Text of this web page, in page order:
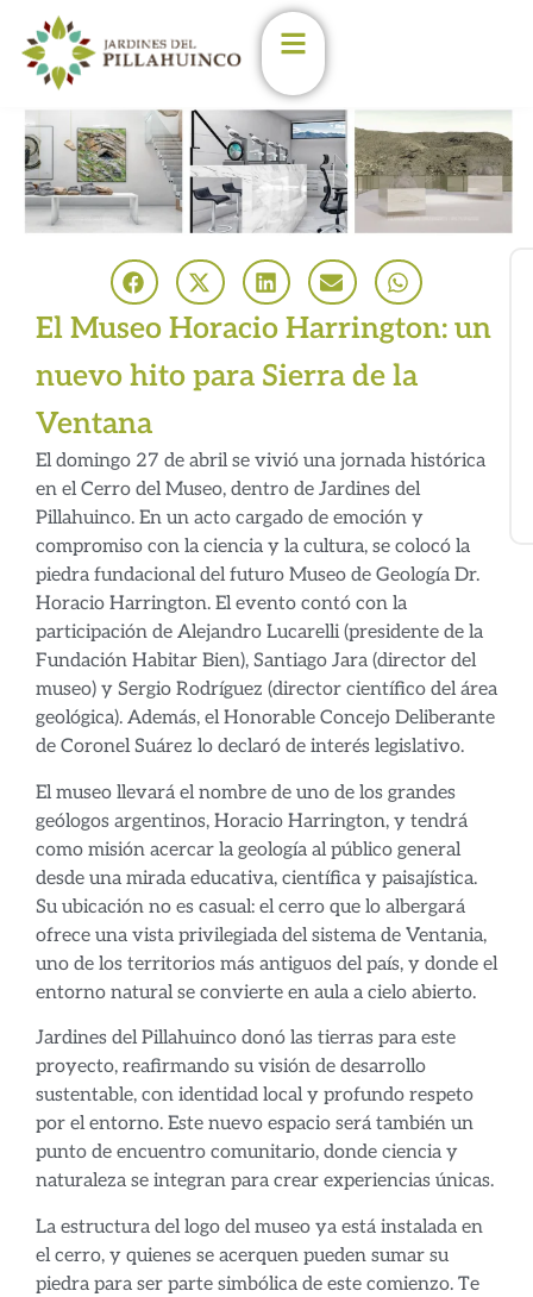
El Museo Horacio Harrington: un
nuevo hito para Sierra de la
Ventana
El domingo 27 de abril se vivió una jornada histórica
en el Cerro del Museo, dentro de Jardines del
Pillahuinco. En un acto cargado de emoción y
compromiso con la ciencia y la cultura, se colocó la
piedra fundacional del futuro Museo de Geología Dr.
Horacio Harrington. El evento contó con la
participación de Alejandro Lucarelli (presidente de la
Fundación Habitar Bien), Santiago Jara (director del
museo) y Sergio Rodríguez (director científico del área
geológica). Además, el Honorable Concejo Deliberante
de Coronel Suárez lo declaró de interés legislativo.
El museo llevará el nombre de uno de los grandes
geólogos argentinos, Horacio Harrington, y tendrá
como misión acercar la geología al público general
desde una mirada educativa, científica y paisajística.
Su ubicación no es casual: el cerro que lo albergará
ofrece una vista privilegiada del sistema de Ventania,
uno de los territorios más antiguos del país, y donde el
entorno natural se convierte en aula a cielo abierto.
Jardines del Pillahuinco donó las tierras para este
proyecto, reafirmando su visión de desarrollo
sustentable, con identidad local y profundo respeto
por el entorno. Este nuevo espacio será también un
punto de encuentro comunitario, donde ciencia y
naturaleza se integran para crear experiencias únicas.
La estructura del logo del museo ya está instalada en
el cerro, y quienes se acerquen pueden sumar su
piedra para ser parte simbólica de este comienzo. Te
Enterate de las últimas
novedades en los
Jardines
Estoy de acuerdo con las
condiciones y políticas de
privacidad.
cualqueir momento)
Nombre